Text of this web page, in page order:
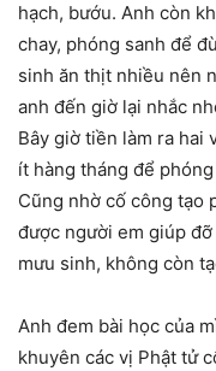
hạch, bướu. Anh còn
chay, phóng sanh để
sinh ăn thịt nhiều nên
anh đến giờ lại nhắc
Bây giờ tiền làm ra hai
ít hàng tháng để
Cũng nhờ cố công tạo
được người em giúp
mưu sinh, không còn
Anh đem bài học của
khuyên các vị Phật tử